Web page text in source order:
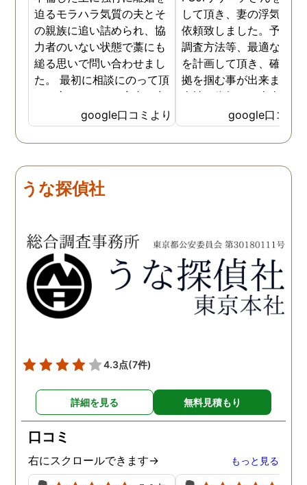
迫るモラハラ気質の夫とそ
の親族に追い詰められ、協
力者のいない状態で藁にも
縋る思いで問い合わせまし
た。 最初に相談にのって頂
いた方も、とても率直に意
見を言っていただき、また
費用面も正直に答えていた
だき、私の望む結果を得る
言えないですが、それでも
少しでも低く抑えるアドバ
た。 調査も私の望む結果を
得るべく、尽力して頂き、
密に連絡をいただきなが
ら、丁寧に対応してくださ
いました。 おかげで、とて
も、不安で日々辛い気持ち
対応して頂いた上に、かな
り迅速に弁護士に関するア
ドバイスを頂き繋いで下さ
った事、本当に感謝してい
ます。
google口コミより
して頂き、妻の浮気調査
依頼致しました。予算か
調査方法等、最適なやり
を計画して頂き、確実な
拠を掴む事が出来ました
当社に依頼して本当に良
ったと実感しております
依頼中にはいろいろな相
も聞いて頂き、救われる
謝しております。 私と
何かありましたらご相談
せて頂きたいと思います
google口コミ
うな探偵社
4.3点(7件)
詳細を見る 無料見積もり
口コミ
右にスクロールできます→ もっと見る